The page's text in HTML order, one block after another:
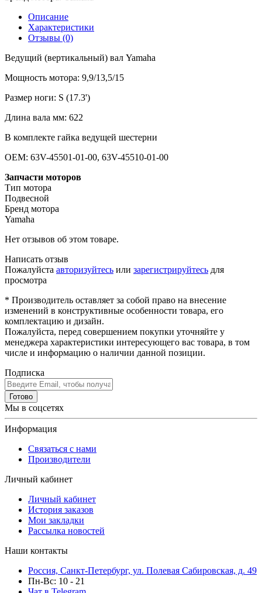
Описание
Характеристики
Отзывы (0)
Ведущий (вертикальный) вал Yamaha
Мощность мотора: 9,9/13,5/15
Размер ноги: S (17.3')
Длина вала мм: 622
В комплекте гайка ведущей шестерни
OEM: 63V-45501-01-00, 63V-45510-01-00
Запчасти моторов
Тип мотора
Подвесной
Бренд мотора
Yamaha
Нет отзывов об этом товаре.
Написать отзыв
Пожалуйста авторизуйтесь или зарегистрируйтесь для
просмотра
* Производитель оставляет за собой право на внесение
изменений в конструктивные особенности товара, его
комплектацию и дизайн.
Пожалуйста, перед совершением покупки уточняйте у
менеджера характеристики интересующего вас товара, в том
числе и информацию о наличии данной позиции.
Подписка
Готово
Мы в соцсетях
Информация
Связаться с нами
Производители
Личный кабинет
Личный кабинет
История заказов
Мои закладки
Рассылка новостей
Наши контакты
Россия, Санкт-Петербург, ул. Полевая Сабировская, д. 49
Пн-Вс: 10 - 21